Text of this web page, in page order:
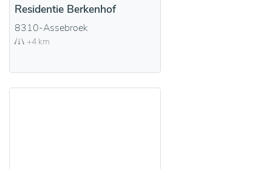
Residentie Berkenhof
8310-Assebroek
+4 km